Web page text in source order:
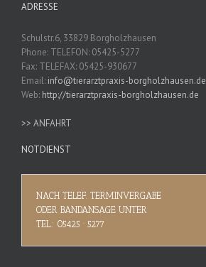
ADRESSE
Schulstr.6, 33829 Borgholzhausen
Phone: TELEFON: 05425-5277
Fax: TELEFAX: 05425-930677
Email: info@tierarztpraxis-borgholzhausen.de
Web: http://tierarztpraxis-borgholzhausen.de
>> ANFAHRT
NOTDIENST
NACH TELEF. TERMINVERGABE
ODER BANDANSAGE UNTER
TEL.: 05425 · 5277